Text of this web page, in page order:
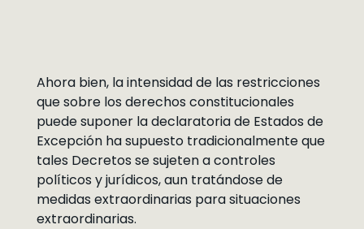
Ahora bien, la intensidad de las restricciones
que sobre los derechos constitucionales
puede suponer la declaratoria de Estados de
Excepción ha supuesto tradicionalmente que
tales Decretos se sujeten a controles
políticos y jurídicos, aun tratándose de
medidas extraordinarias para situaciones
extraordinarias.